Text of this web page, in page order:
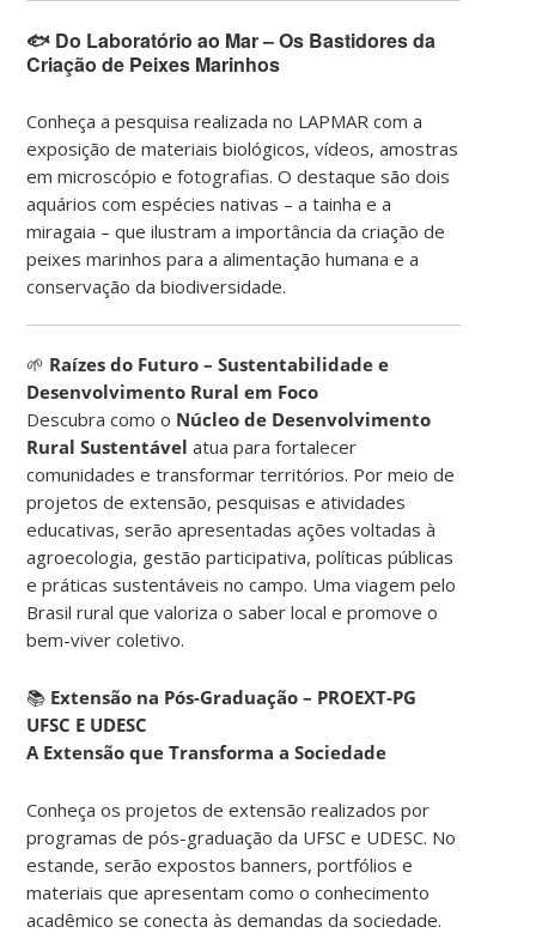
🐟 Do Laboratório ao Mar – Os Bastidores da
Criação de Peixes Marinhos
Conheça a pesquisa realizada no LAPMAR com a
exposição de materiais biológicos, vídeos, amostras
em microscópio e fotografias. O destaque são dois
aquários com espécies nativas – a tainha e a
miragaia – que ilustram a importância da criação de
peixes marinhos para a alimentação humana e a
conservação da biodiversidade.
🌱 Raízes do Futuro – Sustentabilidade e
Desenvolvimento Rural em Foco
Descubra como o Núcleo de Desenvolvimento
Rural Sustentável atua para fortalecer
comunidades e transformar territórios. Por meio de
projetos de extensão, pesquisas e atividades
educativas, serão apresentadas ações voltadas à
agroecologia, gestão participativa, políticas públicas
e práticas sustentáveis no campo. Uma viagem pelo
Brasil rural que valoriza o saber local e promove o
bem-viver coletivo.
📚 Extensão na Pós-Graduação – PROEXT-PG
UFSC E UDESC
A Extensão que Transforma a Sociedade
Conheça os projetos de extensão realizados por
programas de pós-graduação da UFSC e UDESC. No
estande, serão expostos banners, portfólios e
materiais que apresentam como o conhecimento
acadêmico se conecta às demandas da sociedade.